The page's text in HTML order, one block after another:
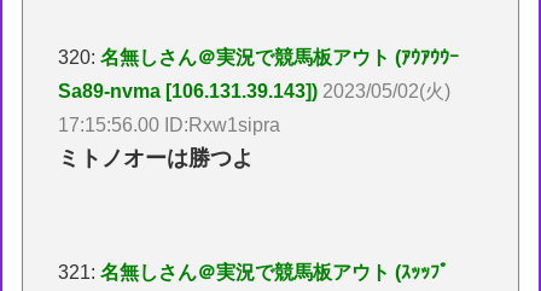
320:名無しさん＠実況で競馬板アウト (ｱｳｱｳｳｰ
Sa89-nvma [106.131.39.143]) 2023/05/02(火)
17:15:56.00 ID:Rxw1sipra
ミトノオーは勝つよ
321:名無しさん＠実況で競馬板アウト (ｽｯｯﾌﾟ